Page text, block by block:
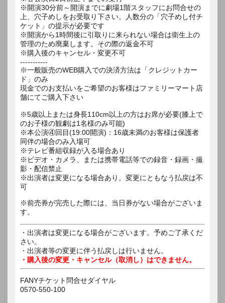
※開演30分前～開演までに劇場1階スタッフにお問合せの
上、穴子めしをお受取り下さい。人数分の「穴子めし付チ
ケット」の提示が必要です
※開演から1時間後に引取りに来られない場合は衛生上の
管理のため廃棄します。その際の返金不可
※購入後のキャンセル・変更不可
-----------
※一般販売のWEB購入での決済方法は「クレジットカー
ド」のみ
現金でのお支払いをご希望のお客様はファミリーマート店
舗にてご購入下さい
※5歳以上または身長110cm以上の方はお席が必要(膝上で
のお子様の観劇は1名様のみ可能)
※本公演④回目(19:00開演)：16歳未満のお客様は保護者
同伴の場合のみ入場可
※テレビ番組収録が入る場合あり
※ビデオ・カメラ、または携帯電話等での録音・録画・撮
影・配信禁止
※出演者は変更になる場合あり。変更にともなう払戻は不
可
※前売券が完売した際には、当日券がない場合がございま
す。
・出演者は変更になる場合がございます。予めご了承くだ
さい。
・出演者等の変更に伴う払戻しは行いません。
・購入後の変更・キャンセル（取消し）はできません。
FANYチケット問合せダイヤル
0570-550-100